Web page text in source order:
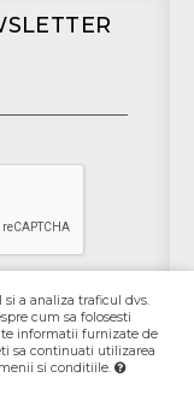
a analiza traficul dvs.
cum sa folosesti
informatii furnizate de
sa continuati utilizarea
si conditiile.